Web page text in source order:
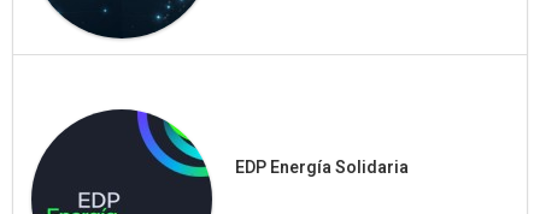
EDP Energía Solidaria